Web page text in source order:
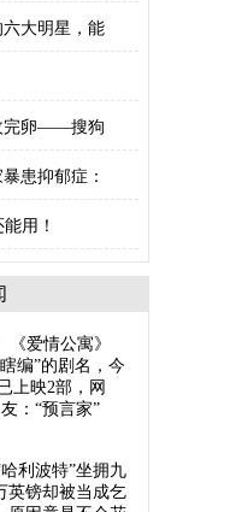
大明星，能
完卵——搜狗
患抑郁症：
用！